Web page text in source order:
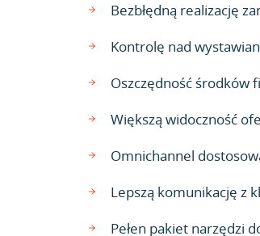
Bezbłędną realizację
Kontrolę nad
Oszczędność środków
Większą widoczność
Omnichannel
Lepszą komunikację z
Pełen pakiet narzędzi